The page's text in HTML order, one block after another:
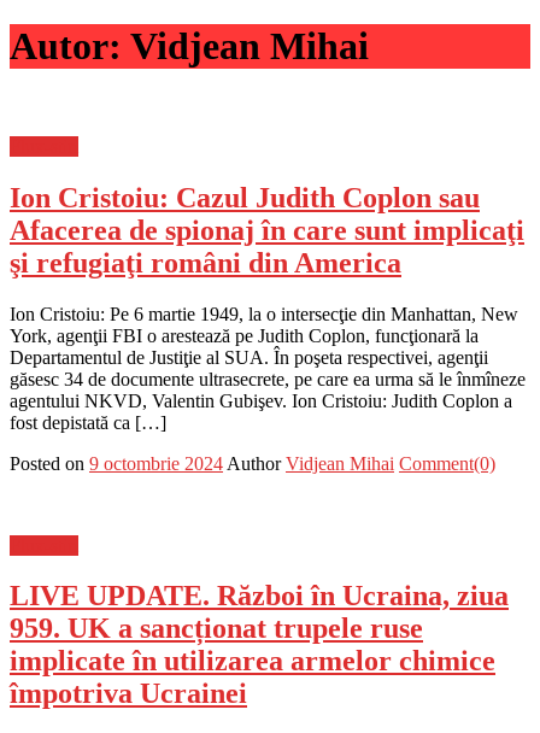
Autor: Vidjean Mihai
Ion Cristoiu: Cazul Judith Coplon sau
Afacerea de spionaj în care sunt implicaţi
şi refugiaţi români din America
Ion Cristoiu: Pe 6 martie 1949, la o intersecţie din Manhattan, New
York, agenţii FBI o arestează pe Judith Coplon, funcţionară la
Departamentul de Justiţie al SUA. În poşeta respectivei, agenţii
găsesc 34 de documente ultrasecrete, pe care ea urma să le înmîneze
agentului NKVD, Valentin Gubişev. Ion Cristoiu: Judith Coplon a
fost depistată ca […]
Posted on 9 octombrie 2024 Author Vidjean Mihai Comment(0)
LIVE UPDATE. Război în Ucraina, ziua
959. UK a sancționat trupele ruse
implicate în utilizarea armelor chimice
împotriva Ucrainei